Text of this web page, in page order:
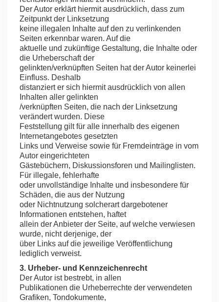
Der Autor erklärt hiermit ausdrücklich, dass zum
Zeitpunkt der Linksetzung
keine illegalen Inhalte auf den zu verlinkenden
Seiten erkennbar waren. Auf die
aktuelle und zukünftige Gestaltung, die Inhalte oder
die Urheberschaft der
gelinkten/verknüpften Seiten hat der Autor keinerlei
Einfluss. Deshalb
distanziert er sich hiermit ausdrücklich von allen
Inhalten aller gelinkten
/verknüpften Seiten, die nach der Linksetzung
verändert wurden. Diese
Feststellung gilt für alle innerhalb des eigenen
Internetangebotes gesetzten
Links und Verweise sowie für Fremdeinträge in vom
Autor eingerichteten
Gästebüchern, Diskussionsforen und Mailinglisten.
Für illegale, fehlerhafte
oder unvollständige Inhalte und insbesondere für
Schäden, die aus der Nutzung
oder Nichtnutzung solcherart dargebotener
Informationen entstehen, haftet
allein der Anbieter der Seite, auf welche verwiesen
wurde, nicht derjenige, der
über Links auf die jeweilige Veröffentlichung
lediglich verweist.
3. Urheber- und Kennzeichenrecht
Der Autor ist bestrebt, in allen
Publikationen die Urheberrechte der verwendeten
Grafiken, Tondokumente,